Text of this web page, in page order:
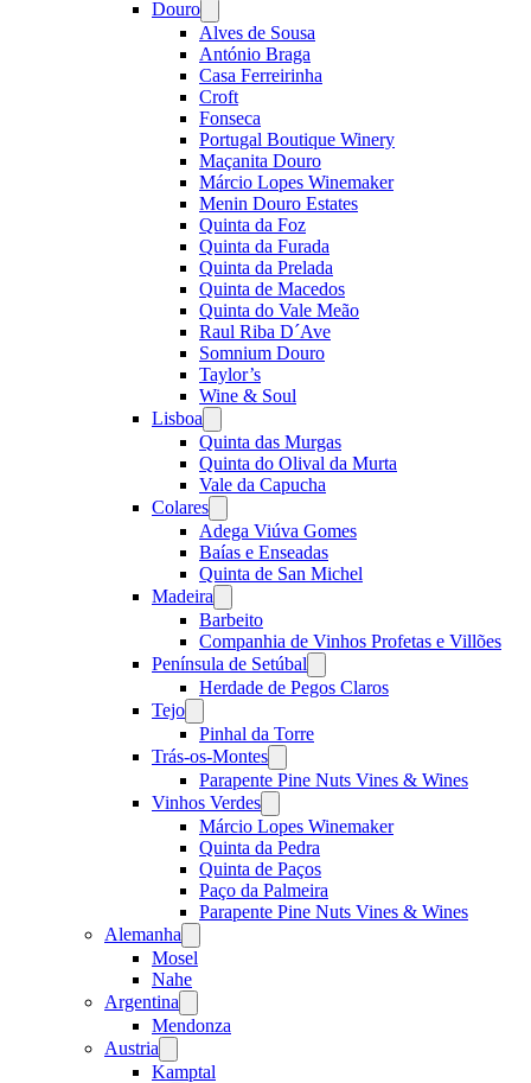
Douro
menu
Alves de Sousa
António Braga
Casa Ferreirinha
Croft
Fonseca
Portugal Boutique Winery
Maçanita Douro
Márcio Lopes Winemaker
Menin Douro Estates
Quinta da Foz
Quinta da Furada
Quinta da Prelada
Quinta de Macedos
Quinta do Vale Meão
Raul Riba D´Ave
Somnium Douro
Taylor’s
Wine & Soul
Lisboa
menu
Quinta das Murgas
Quinta do Olival da Murta
Vale da Capucha
Colares
menu
Adega Viúva Gomes
Baías e Enseadas
Quinta de San Michel
Madeira
menu
Barbeito
Companhia de Vinhos Profetas e Villões
Península de Setúbal
menu
Herdade de Pegos Claros
Tejo
menu
Pinhal da Torre
Trás-os-Montes
menu
Parapente Pine Nuts Vines & Wines
Vinhos Verdes
menu
Márcio Lopes Winemaker
Quinta da Pedra
Quinta de Paços
Paço da Palmeira
Parapente Pine Nuts Vines & Wines
Alemanha
menu
Mosel
Nahe
Argentina
menu
Mendonza
Austria
menu
Kamptal